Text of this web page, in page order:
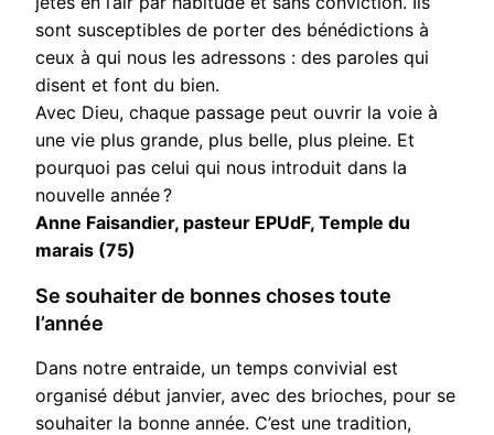
sont susceptibles de porter des bénédictions à
ceux à qui nous les adressons : des paroles qui
disent et font du bien.
Avec Dieu, chaque passage peut ouvrir la voie à
une vie plus grande, plus belle, plus pleine. Et
pourquoi pas celui qui nous introduit dans la
nouvelle année ?
Anne Faisandier, pasteur EPUdF, Temple du
marais (75)
Se souhaiter de bonnes choses toute
l’année
Dans notre entraide, un temps convivial est
organisé début janvier, avec des brioches, pour se
souhaiter la bonne année. C’est une tradition,